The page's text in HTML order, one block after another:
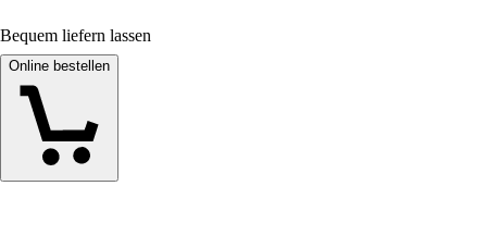
Bequem liefern lassen
Online bestellen